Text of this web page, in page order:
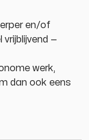
en/of
—
werk,
dan ook eens